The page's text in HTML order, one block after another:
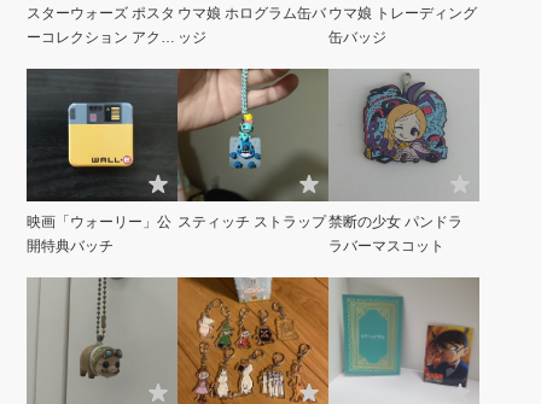
スターウォーズ ポスタ
ーコレクション アクリ
ウマ娘 ホログラム缶バ
ッジ
ウマ娘 トレーディング
缶バッジ
映画「ウォーリー」公
開特典バッチ
スティッチ ストラップ禁断の少女 パンドラ
ラバーマスコット